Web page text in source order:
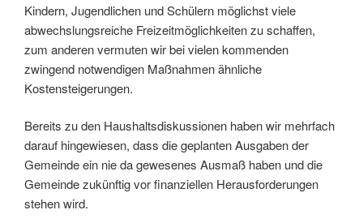
Kindern, Jugendlichen und Schülern möglichst viele
abwechslungsreiche Freizeitmöglichkeiten zu schaffen,
zum anderen vermuten wir bei vielen kommenden
zwingend notwendigen Maßnahmen ähnliche
Kostensteigerungen.
Bereits zu den Haushaltsdiskussionen haben wir mehrfach
darauf hingewiesen, dass die geplanten Ausgaben der
Gemeinde ein nie da gewesenes Ausmaß haben und die
Gemeinde zukünftig vor finanziellen Herausforderungen
stehen wird.